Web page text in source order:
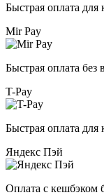
Быстрая оплата для
Mir Pay
Быстрая оплата без
T-Pay
Быстрая оплата для
Яндекс Пэй
Оплата с кешбэком